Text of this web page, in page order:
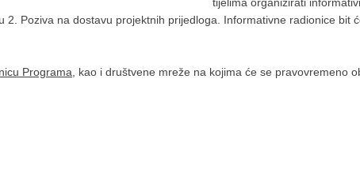
Poziva na dostavu projektnih prijedloga. Informativne radionice bit
Programa , kao i društvene mreže na kojima će se pravovremeno